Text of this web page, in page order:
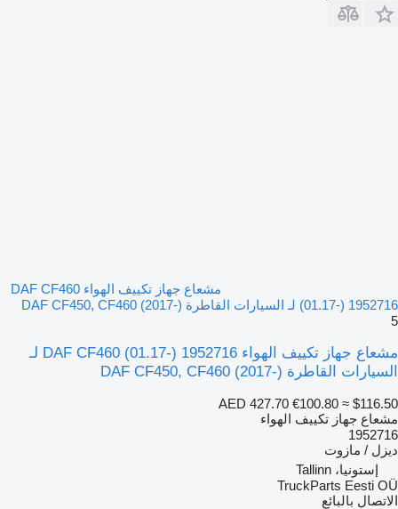
مشعاع جهاز تكييف الهواء DAF CF460
(01.17-) 1952716 لـ السيارات القاطرة DAF CF450, CF460 (2017-)
5
مشعاع جهاز تكييف الهواء DAF CF460 (01.17-) 1952716 لـ
السيارات القاطرة DAF CF450, CF460 (2017-)
AED 427.70 €100.80 ≈ $116.50
مشعاع جهاز تكييف الهواء
1952716
ديزل / مازوت
إستونيا، Tallinn
TruckParts Eesti OÜ
الاتصال بالبائع